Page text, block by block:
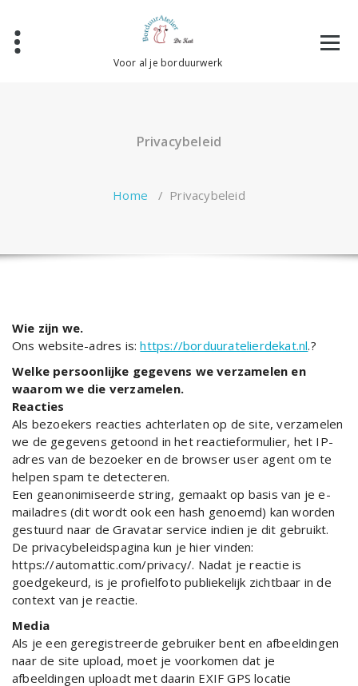
inhoud
Voor al je borduurwerk
Privacybeleid
Home / Privacybeleid
Wie zijn we.
Ons website-adres is:https://borduuratelierdekat.nl.?
Welke persoonlijke gegevens we verzamelen en
waarom we die verzamelen.
Reacties
Als bezoekers reacties achterlaten op de site, verzamelen
we de gegevens getoond in het reactieformulier, het IP-
adres van de bezoeker en de browser user agent om te
helpen spam te detecteren.
Een geanonimiseerde string, gemaakt op basis van je e-
mailadres (dit wordt ook een hash genoemd) kan worden
gestuurd naar de Gravatar service indien je dit gebruikt.
De privacybeleidspagina kun je hier vinden:
https://automattic.com/privacy/. Nadat je reactie is
goedgekeurd, is je profielfoto publiekelijk zichtbaar in de
context van je reactie.
Media
Als je een geregistreerde gebruiker bent en afbeeldingen
naar de site upload, moet je voorkomen dat je
afbeeldingen uploadt met daarin EXIF GPS locatie